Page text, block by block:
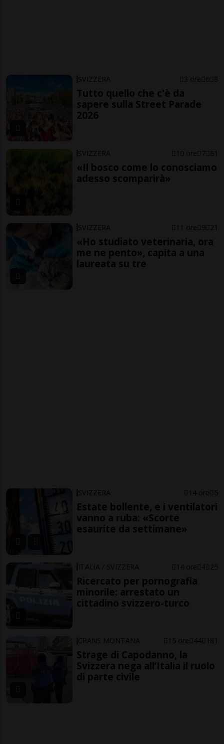
SVIZZERA 3 ore 6 8
Tutto quello che c'è da
sapere sulla Street Parade
2026
SVIZZERA 10 ore 7 81
«Il bosco come lo conosciamo
adesso scomparirà»
SVIZZERA 11 ore 9 21
«Ho studiato veterinaria, ora
me ne pento», capita a una
laureata su tre
SVIZZERA 14 ore 5
Estate bollente, e i ventilatori
vanno a ruba: «Scorte
esaurite da settimane»
ITALIA / SVIZZERA 14 ore 4 25
Ricercato per pornografia
minorile: arrestato un
cittadino svizzero-turco
CRANS MONTANA 15 ore 44 181
Strage di Capodanno, la
Svizzera nega all’Italia il ruolo
di parte civile